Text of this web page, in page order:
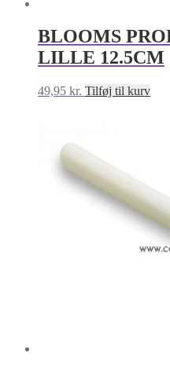
BLOOMS
LILLE 12.5CM
49,95 kr. Tilføj til kurv